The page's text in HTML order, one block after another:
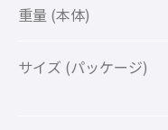
重量 (本体)
サイズ (パッケージ)